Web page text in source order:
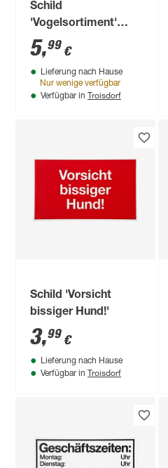
Schild
'Vogelsortiment'
schwarz
5,99 €
Lieferung nach Hause
Nur wenige verfügbar
Verfügbar in Troisdorf
Schild 'Vorsicht
bissiger Hund!'
3,99 €
Lieferung nach Hause
Verfügbar in Troisdorf